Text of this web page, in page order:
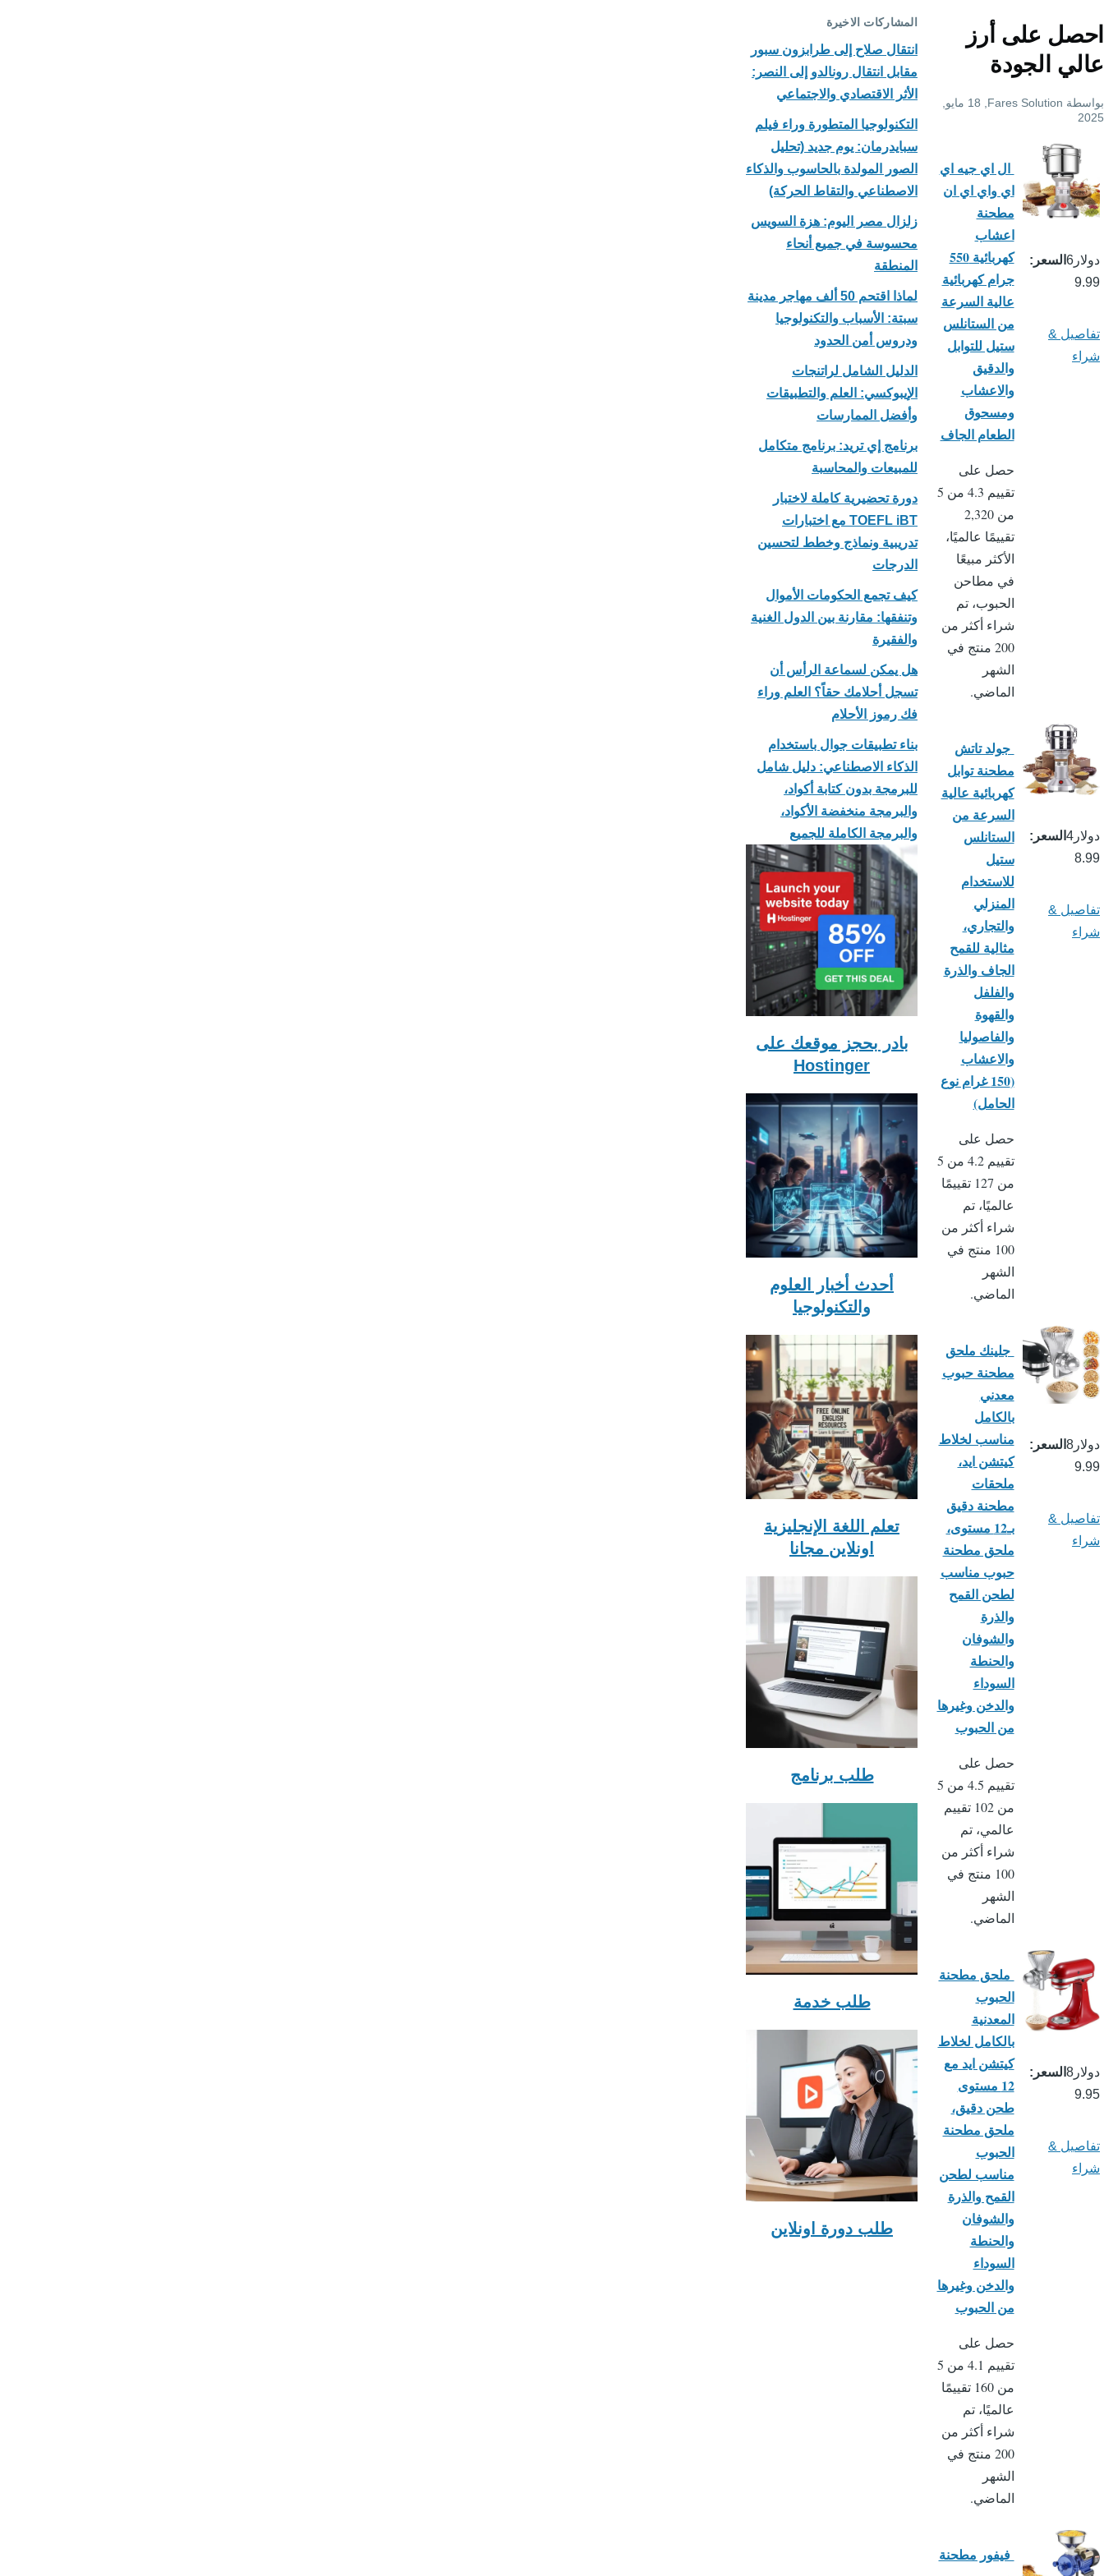
احصل على أرز
عالي الجودة
بواسطة Fares Solution
, 18 مايو,
2025
السعر دولار6
9.99
تفاصيل &
شراء
ال اي جيه اي
اي واي اي ان
مطحنة
اعشاب
كهربائية 550
جرام كهربائية
عالية السرعة
من الستانلس
ستيل للتوابل
والدقيق
والاعشاب
ومسحوق
الطعام الجاف
حصل على
تقييم 4.3 من 5
من 2,320
تقييمًا عالميًا،
الأكثر مبيعًا
في مطاحن
الحبوب، تم
شراء أكثر من
200 منتج في
الشهر
الماضي.
السعر دولار4
8.99
تفاصيل &
شراء
جولد تاتش
مطحنة توابل
كهربائية عالية
السرعة من
الستانلس
ستيل
للاستخدام
المنزلي
والتجاري،
مثالية للقمح
الجاف والذرة
والفلفل
والقهوة
والفاصوليا
والاعشاب
(150 غرام نوع
الحامل)
حصل على
تقييم 4.2 من 5
من 127 تقييمًا
عالميًا، تم
شراء أكثر من
100 منتج في
الشهر
الماضي.
السعر دولار8
9.99
تفاصيل &
شراء
جلينك ملحق
مطحنة حبوب
معدني
بالكامل
مناسب لخلاط
كيتشن ايد،
ملحقات
مطحنة دقيق
بـ12 مستوى،
ملحق مطحنة
حبوب مناسب
لطحن القمح
والذرة
والشوفان
والحنطة
السوداء
والدخن وغيرها
من الحبوب
حصل على
تقييم 4.5 من 5
من 102 تقييم
عالمي، تم
شراء أكثر من
100 منتج في
الشهر
الماضي.
السعر دولار8
9.95
تفاصيل &
شراء
ملحق مطحنة
الحبوب
المعدنية
بالكامل لخلاط
كيتشن ايد مع
12 مستوى
طحن دقيق،
ملحق مطحنة
الحبوب
مناسب لطحن
القمح والذرة
والشوفان
والحنطة
السوداء
والدخن وغيرها
من الحبوب
حصل على
تقييم 4.1 من 5
من 160 تقييمًا
عالميًا، تم
شراء أكثر من
200 منتج في
الشهر
الماضي.
فيفور مطحنة
المشاركات الاخيرة
انتقال صلاح إلى طرابزون سبور
مقابل انتقال رونالدو إلى النصر:
الأثر الاقتصادي والاجتماعي
التكنولوجيا المتطورة وراء فيلم
سبايدرمان: يوم جديد (تحليل
الصور المولدة بالحاسوب والذكاء
الاصطناعي والتقاط الحركة)
زلزال مصر اليوم: هزة السويس
محسوسة في جميع أنحاء
المنطقة
لماذا اقتحم 50 ألف مهاجر مدينة
سبتة: الأسباب والتكنولوجيا
ودروس أمن الحدود
الدليل الشامل لراتنجات
الإيبوكسي: العلم والتطبيقات
وأفضل الممارسات
برنامج إي تريد: برنامج متكامل
للمبيعات والمحاسبة
دورة تحضيرية كاملة لاختبار
TOEFL iBT مع اختبارات
تدريبية ونماذج وخطط لتحسين
الدرجات
كيف تجمع الحكومات الأموال
وتنفقها: مقارنة بين الدول الغنية
والفقيرة
هل يمكن لسماعة الرأس أن
تسجل أحلامك حقاً؟ العلم وراء
فك رموز الأحلام
بناء تطبيقات جوال باستخدام
الذكاء الاصطناعي: دليل شامل
للبرمجة بدون كتابة أكواد،
والبرمجة منخفضة الأكواد،
والبرمجة الكاملة للجميع
بادر بحجز موقعك على
Hostinger
أحدث أخبار العلوم
والتكنولوجيا
تعلم اللغة الإنجليزية
اونلاين مجانا
طلب برنامج
طلب خدمة
طلب دورة اونلاين